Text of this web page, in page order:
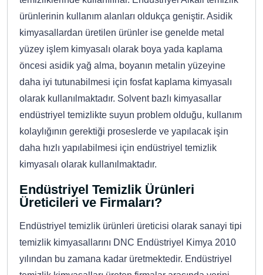
ürünlerinin kullanım alanları oldukça geniştir. Asidik
kimyasallardan üretilen ürünler ise genelde metal
yüzey işlem kimyasalı olarak boya yada kaplama
öncesi asidik yağ alma, boyanın metalin yüzeyine
daha iyi tutunabilmesi için fosfat kaplama kimyasalı
olarak kullanılmaktadır. Solvent bazlı kimyasallar
endüstriyel temizlikte suyun problem olduğu, kullanım
kolaylığının gerektiği proseslerde ve yapılacak işin
daha hızlı yapılabilmesi için endüstriyel temizlik
kimyasalı olarak kullanılmaktadır.
Endüstriyel Temizlik Ürünleri
Üreticileri ve Firmaları?
Endüstriyel temizlik ürünleri üreticisi olarak sanayi tipi
temizlik kimyasallarını DNC Endüstriyel Kimya 2010
yılından bu zamana kadar üretmektedir. Endüstriyel